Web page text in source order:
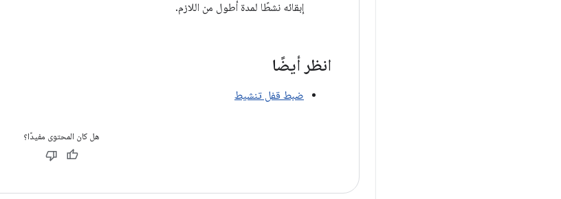
إبقائه نشطًا لمدة أطول من اللازم.
انظر أيضًا
ضبط قفل تنشيط
هل كان المحتوى مفيدًا؟